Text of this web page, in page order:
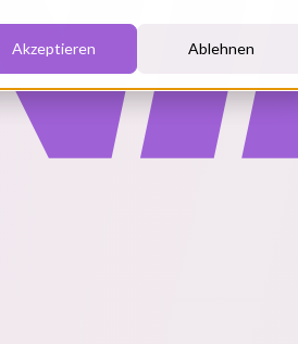
Akzeptieren Ablehnen